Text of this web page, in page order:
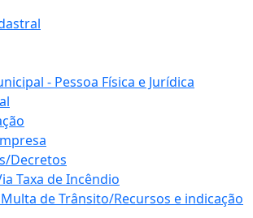
- Pessoa Física e Jurídica
Decretos
Taxa de Incêndio
de Trânsito/Recursos e indicação